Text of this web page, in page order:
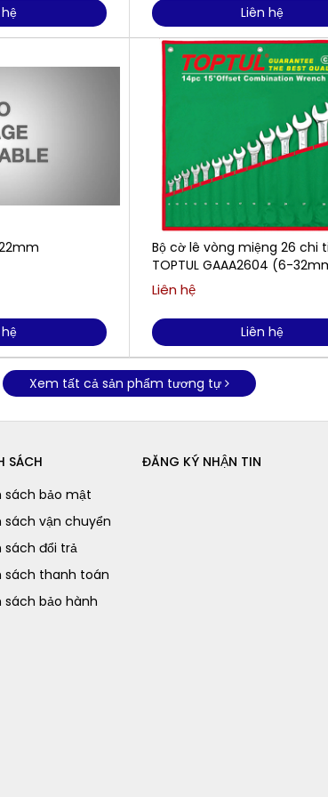
Liên hệ
Bộ cờ lê vòng miệng 26 chi
TOPTUL GAAA2604 (6-
Liên hệ
Liên hệ
Xem tất cả sản phẩm tương tự
SÁCH
sách bảo mật
sách vận chuyển
sách đổi trả
sách thanh toán
sách bảo hành
ĐĂNG KÝ NHẬN TIN